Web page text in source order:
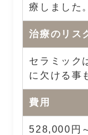
療しました。
治療のリス
セラミック
に欠ける事
費用
528,000円